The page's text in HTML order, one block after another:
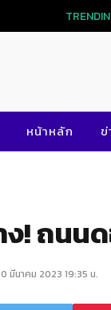
หน้าหลัก
! ถนน
มีนาคม 2023 19:35 น.